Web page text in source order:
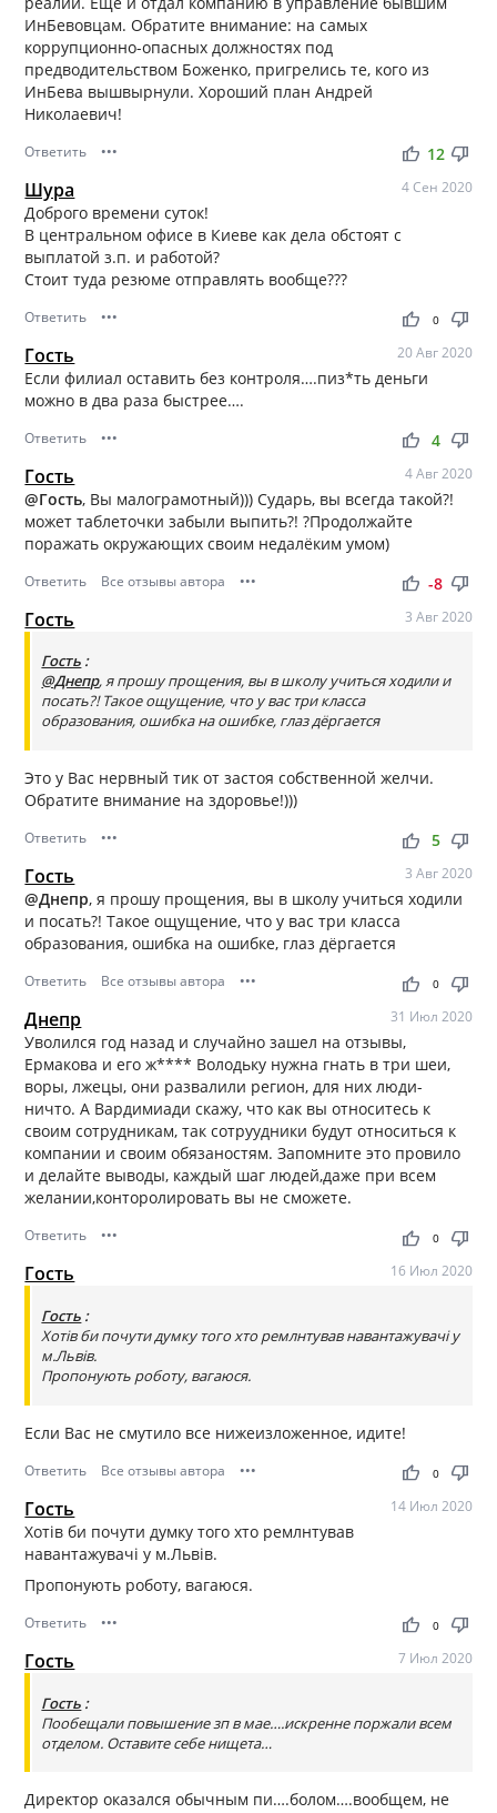
ИнБевовцам. Обратите внимание: на самых
коррупционно-опасных должностях под
предводительством Боженко, пригрелись те, кого из
ИнБева вышвырнули. Хороший план Андрей
Николаевич!
Ответить ••• thumb_up thumb_down
12
Шура 4 Сен 2020
Доброго времени суток!
В центральном офисе в Киеве как дела обстоят с
выплатой з.п. и работой?
Стоит туда резюме отправлять вообще???
Ответить ••• thumb_up thumb_down
0
Гость 20 Авг 2020
Если филиал оставить без контроля….пиз*ть деньги
можно в два раза быстрее….
Ответить ••• thumb_up thumb_down
4
Гость 4 Авг 2020
@Гость, Вы малограмотный))) Сударь, вы всегда такой?!
может таблеточки забыли выпить?! ?Продолжайте
поражать окружающих своим недалёким умом)
Ответить Все отзывы автора ••• thumb_up thumb_down
-8
Гость 3 Авг 2020
Гость :
@Днепр, я прошу прощения, вы в школу учиться ходили и
посать?! Такое ощущение, что у вас три класса
образования, ошибка на ошибке, глаз дёргается
Это у Вас нервный тик от застоя собственной желчи.
Обратите внимание на здоровье!)))
Ответить ••• thumb_up thumb_down
5
Гость 3 Авг 2020
@Днепр, я прошу прощения, вы в школу учиться ходили
и посать?! Такое ощущение, что у вас три класса
образования, ошибка на ошибке, глаз дёргается
Ответить Все отзывы автора ••• thumb_up thumb_down
0
Днепр 31 Июл 2020
Уволился год назад и случайно зашел на отзывы,
Ермакова и его ж**** Володьку нужна гнать в три шеи,
воры, лжецы, они развалили регион, для них люди-
ничто. А Вардимиади скажу, что как вы относитесь к
своим сотрудникам, так сотруудники будут относиться к
компании и своим обязаностям. Запомните это провило
и делайте выводы, каждый шаг людей,даже при всем
желании,конторолировать вы не сможете.
Ответить ••• thumb_up thumb_down
0
Гость 16 Июл 2020
Гость :
Хотів би почути думку того хто ремлнтував навантажувачі у
м.Львів.
Пропонують роботу, вагаюся.
Если Вас не смутило все нижеизложенное, идите!
Ответить Все отзывы автора ••• thumb_up thumb_down
0
Гость 14 Июл 2020
Хотів би почути думку того хто ремлнтував
навантажувачі у м.Львів.
Пропонують роботу, вагаюся.
Ответить ••• thumb_up thumb_down
0
Гость 7 Июл 2020
Гость :
Пообещали повышение зп в мае….искренне поржали всем
отделом. Оставите себе нищета…
Директор оказался обычным пи….болом….вообщем, не